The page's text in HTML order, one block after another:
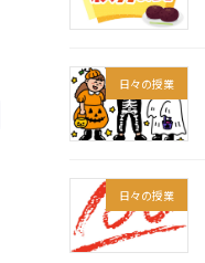
日々の授業
日々の授業